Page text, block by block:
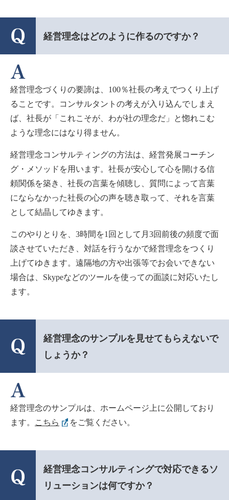
経営理念はどのように作るのですか？
経営理念づくりの要諦は、100％社長の考えでつくり上げ
ることです。コンサルタントの考えが入り込んでしまえ
ば、社長が「これこそが、わが社の理念だ」と惚れこむ
ような理念にはなり得ません。
経営理念コンサルティングの方法は、経営発展コーチン
グ・メソッドを用います。社長が安心して心を開ける信
頼関係を築き、社長の言葉を傾聴し、質問によって言葉
にならなかった社長の心の声を聴き取って、それを言葉
として結晶してゆきます。
このやりとりを、3時間を1回として月3回前後の頻度で面
談させていただき、対話を行うなかで経営理念をつくり
上げてゆきます。遠隔地の方や出張等でお会いできない
場合は、Skypeなどのツールを使っての面談に対応いたし
ます。
経営理念のサンプルを見せてもらえないで
しょうか？
経営理念のサンプルは、ホームページ上に公開しており
ます。
こちら をご覧ください。
経営理念コンサルティングで対応できるソ
リューションは何ですか？